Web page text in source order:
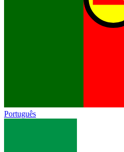
Português